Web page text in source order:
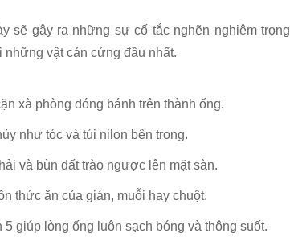
sẽ gây ra những sự cố tắc nghẽn nghiêm
những vật cản cứng đầu nhất.
xà phòng đóng bánh trên thành ống.
như tóc và túi nilon bên trong.
và bùn đất trào ngược lên mặt sàn.
thức ăn của gián, muỗi hay chuột.
giúp lòng ống luôn sạch bóng và thông suốt.